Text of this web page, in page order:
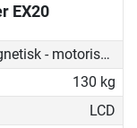
EX20
Magnetisk - motoriseret
130 kg
LCD